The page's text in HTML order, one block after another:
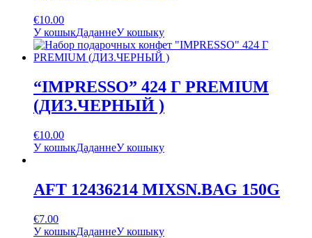
€10.00
У кошыкДаданнеУ кошыку
“IMPRESSO” 424 Г PREMIUM
(ДИЗ.ЧЕРНЫЙ )
€10.00
У кошыкДаданнеУ кошыку
AFT 12436214 MIXSN.BAG 150G
€7.00
У кошыкДаданнеУ кошыку